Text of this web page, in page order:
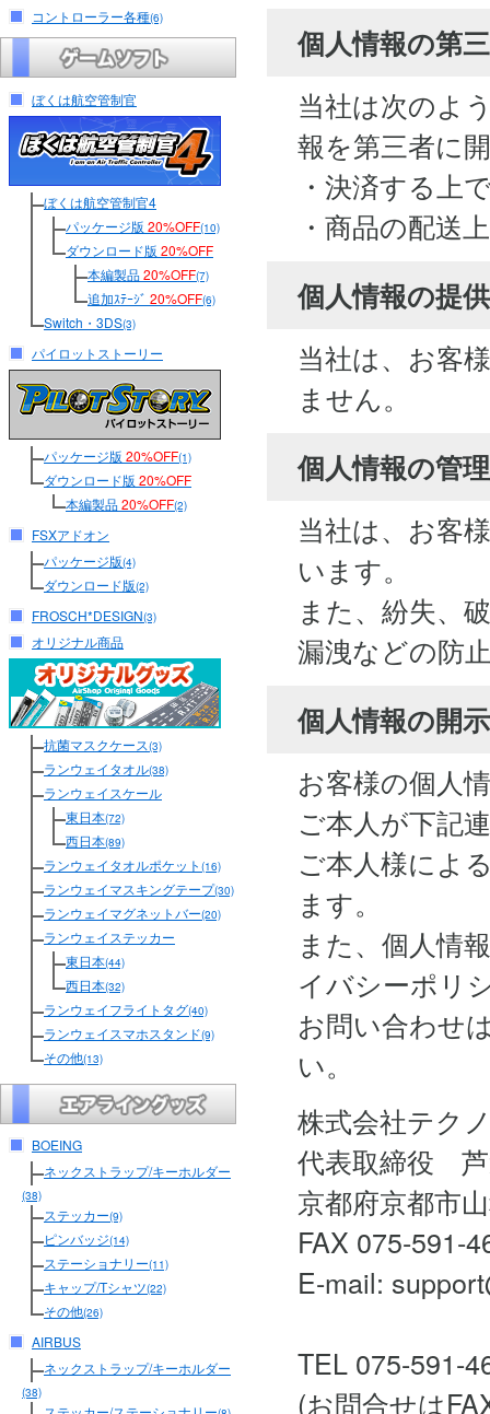
コントローラー各種(6)
ぼくは航空管制官
ぼくは航空管制官4
パッケージ版 20%OFF(10)
ダウンロード版 20%OFF
本編製品20%OFF(7)
追加ｽﾃｰｼﾞ 20%OFF(6)
Switch・3DS(3)
パイロットストーリー
パッケージ版 20%OFF(1)
ダウンロード版 20%OFF
本編製品20%OFF(2)
FSXアドオン
パッケージ版(4)
ダウンロード版(2)
FROSCH*DESIGN(3)
オリジナル商品
抗菌マスクケース(3)
ランウェイタオル(38)
ランウェイスケール
東日本(72)
西日本(89)
ランウェイタオルポケット (16)
ランウェイマスキングテープ(30)
ランウェイマグネットバー(20)
ランウェイステッカー
東日本(44)
西日本(32)
ランウェイフライトタグ(40)
ランウェイスマホスタンド(9)
その他(13)
BOEING
ネックストラップ/キーホルダー
(38)
ステッカー(9)
ピンバッジ(14)
ステーショナリー(11)
キャップ/Tシャツ(22)
その他(26)
AIRBUS
ネックストラップ/キーホルダー
(38)
個人情報の第
当社は次のよ
報を第三者に
・決済する上
・商品の配送
個人情報の提供
当社は、お客
ません。
個人情報の管
当社は、お客
います。
また、紛失、
漏洩などの防
個人情報の開
お客様の個人
ご本人が下記
ご本人様によ
ます。
また、個人情
イバシーポリ
お問い合わせ
い。
株式会社テク
代表取締役
京都府京都市
FAX 075-591-
E-mail:
TEL 075-591-
(お問合せは